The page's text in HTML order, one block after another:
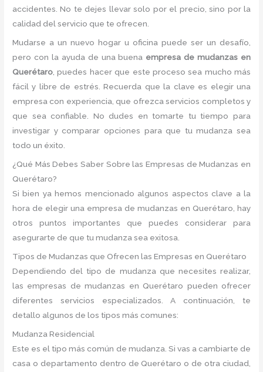
accidentes. No te dejes llevar solo por el precio, sino por la
calidad del servicio que te ofrecen.
Mudarse a un nuevo hogar u oficina puede ser un desafío,
pero con la ayuda de una buena empresa de mudanzas en
Querétaro , puedes hacer que este proceso sea mucho más
fácil y libre de estrés. Recuerda que la clave es elegir una
empresa con experiencia, que ofrezca servicios completos y
que sea confiable. No dudes en tomarte tu tiempo para
investigar y comparar opciones para que tu mudanza sea
todo un éxito.
¿Qué Más Debes Saber Sobre las Empresas de Mudanzas en
Querétaro?
Si bien ya hemos mencionado algunos aspectos clave a la
hora de elegir una empresa de mudanzas en Querétaro, hay
otros puntos importantes que puedes considerar para
asegurarte de que tu mudanza sea exitosa.
Tipos de Mudanzas que Ofrecen las Empresas en Querétaro
Dependiendo del tipo de mudanza que necesites realizar,
las empresas de mudanzas en Querétaro pueden ofrecer
diferentes servicios especializados. A continuación, te
detallo algunos de los tipos más comunes:
Mudanza Residencial
Este es el tipo más común de mudanza. Si vas a cambiarte de
casa o departamento dentro de Querétaro o de otra ciudad,